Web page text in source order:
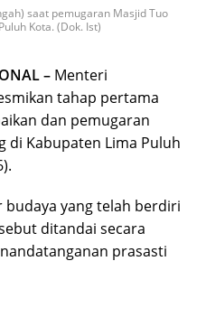
saat pemugaran Masjid Tuo
Kota. (Dok. Ist)
– Menteri
tahap pertama
dan pemugaran
di Kabupaten Lima Puluh
budaya yang telah berdiri
ditandai secara
prasasti